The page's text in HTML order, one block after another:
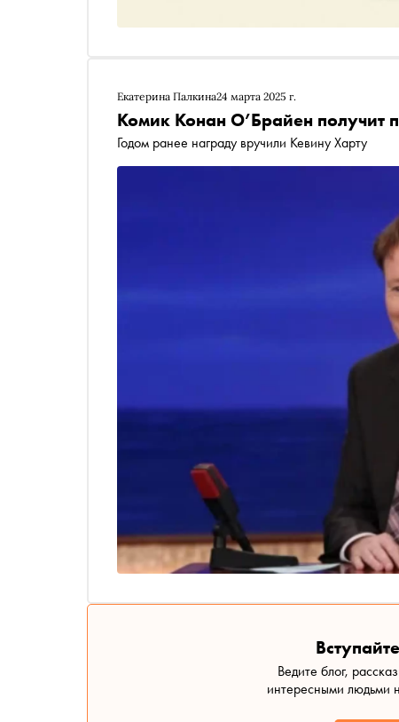
Екатерина Палкина24 марта 2025 г.
Комик Конан О’Брайен получит
Годом ранее награду вручили Кевину Харту
Ведите блог,
интересными людьми